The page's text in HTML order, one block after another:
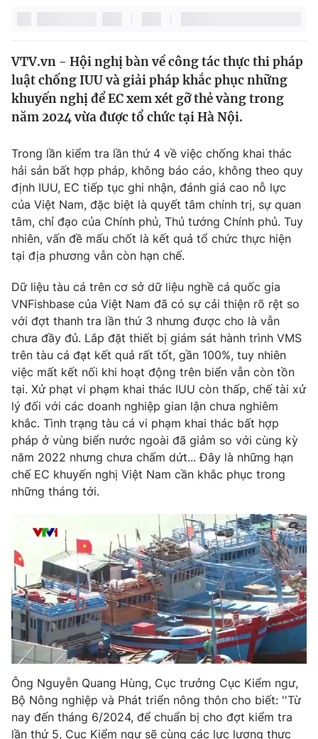
Pháp luật
Y tế
Thế giới
Thế giới đó đây
Câu chuyện quốc tế
Kinh tế
Tài chính
Thị trường
Góc doanh nghiệp
Dữ liệu và đời sống
Truyền hình
Phim VTV
Hậu trường
Nhân vật
Khán giả
Giải sao mai
Giải trí
Điện ảnh
Âm nhạc
Sao
Đời sống
Du lịch
Làm đẹp
Chất lượng cuộc sống
Giáo dục
Tuyển sinh
Học trực tuyến
Công nghệ
Hitech Công nghệ tương lai
Sản phẩm
Thị trường
Giao lưu trực tuyến
Lịch phát sóng
Chuyên mục khác
Emagazine Podcast
Photo Infographic
Video Shorts video
VTV Money VTV Thể thao
VTV Sức khoẻ Bất động sản
Giáo dục
VTV.vn - Hội nghị bàn về công tác thực thi pháp
luật chống IUU và giải pháp khắc phục những
khuyến nghị để EC xem xét gỡ thẻ vàng trong
năm 2024 vừa được tổ chức tại Hà Nội.
Trong lần kiểm tra lần thứ 4 về việc chống khai thác
hải sản bất hợp pháp, không báo cáo, không theo quy
định IUU, EC tiếp tục ghi nhận, đánh giá cao nỗ lực
của Việt Nam, đặc biệt là quyết tâm chính trị, sự quan
tâm, chỉ đạo của Chính phủ, Thủ tướng Chính phủ. Tuy
nhiên, vấn đề mấu chốt là kết quả tổ chức thực hiện
tại địa phương vẫn còn hạn chế.
Dữ liệu tàu cá trên cơ sở dữ liệu nghề cá quốc gia
VNFishbase của Việt Nam đã có sự cải thiện rõ rệt so
với đợt thanh tra lần thứ 3 nhưng được cho là vẫn
chưa đầy đủ. Lắp đặt thiết bị giám sát hành trình VMS
trên tàu cá đạt kết quả rất tốt, gần 100%, tuy nhiên
việc mất kết nối khi hoạt động trên biển vẫn còn tồn
tại. Xử phạt vi phạm khai thác IUU còn thấp, chế tài xử
lý đối với các doanh nghiệp gian lận chưa nghiêm
khắc. Tình trạng tàu cá vi phạm khai thác bất hợp
pháp ở vùng biển nước ngoài đã giảm so với cùng kỳ
năm 2022 nhưng chưa chấm dứt... Đây là những hạn
chế EC khuyến nghị Việt Nam cần khắc phục trong
những tháng tới.
Ông Nguyễn Quang Hùng, Cục trưởng Cục Kiểm ngư,
Bộ Nông nghiệp và Phát triển nông thôn cho biết: ''Từ
nay đến tháng 6/2024, để chuẩn bị cho đợt kiểm tra
lần thứ 5, Cục Kiểm ngư sẽ cùng các lực lượng thực